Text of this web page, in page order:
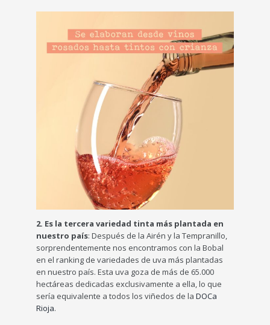
2. Es la tercera variedad tinta más plantada en
nuestro país: Después de la Airén y la Tempranillo,
sorprendentemente nos encontramos con la Bobal
en el ranking de variedades de uva más plantadas
en nuestro país. Esta uva goza de más de 65.000
hectáreas dedicadas exclusivamente a ella, lo que
sería equivalente a todos los viñedos de la DOCa
Rioja.